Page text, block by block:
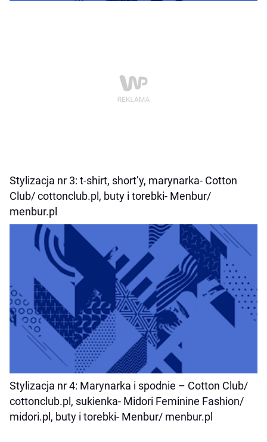
Stylizacja nr 3: t-shirt, short’y, marynarka- Cotton
Club/ cottonclub.pl , buty i torebki- Menbur/
menbur.pl
Stylizacja nr 4: Marynarka i spodnie – Cotton Club/
cottonclub.pl, sukienka- Midori Feminine Fashion/
midori.pl, buty i torebki- Menbur/ menbur.pl